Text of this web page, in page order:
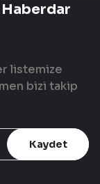
listemize
bizi takip
Kaydet